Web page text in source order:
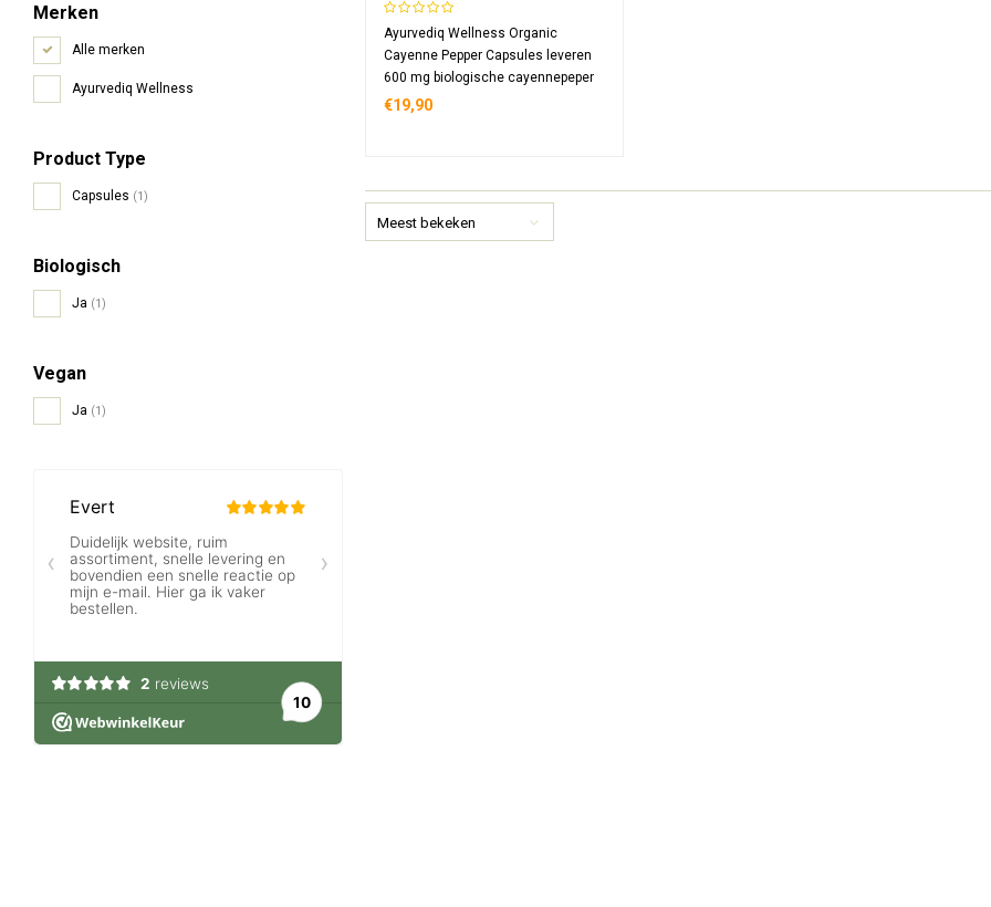
Merken
Alle merken
Ayurvediq Wellness
Product Type
Capsules (1)
Biologisch
Ja (1)
Vegan
Ja (1)
Capsules
Ayurvediq Wellness Organic
Cayenne Pepper Capsules leveren
600 mg biologische cayennepeper
met capsaïcine,
€19,90
Meest bekeken